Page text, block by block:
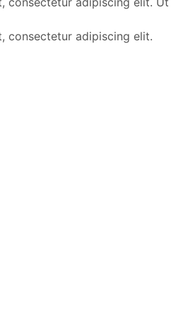
consectetur adipiscing elit.